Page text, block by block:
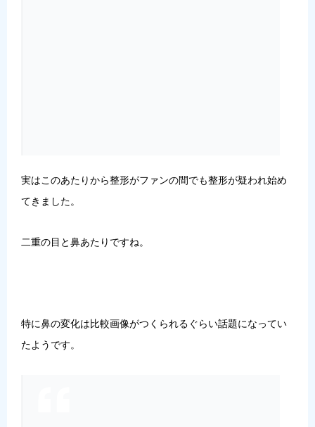
実はこのあたりから整形がファンの間でも整形が疑われ始め
てきました。
二重の目と鼻あたりですね。
特に鼻の変化は比較画像がつくられるぐらい話題になってい
たようです。